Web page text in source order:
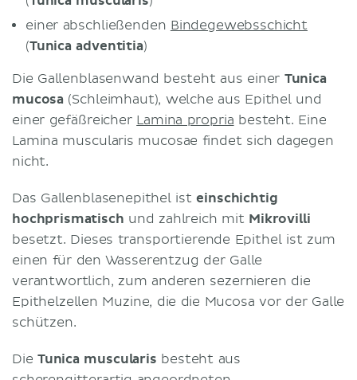
einer abschließenden Bindegewebsschicht
(Tunica adventitia)
Die Gallenblasenwand besteht aus einer Tunica
mucosa (Schleimhaut), welche aus Epithel und
einer gefäßreicher Lamina propria besteht. Eine
Lamina muscularis mucosae findet sich dagegen
nicht.
Das Gallenblasenepithel isteinschichtig
hochprismatisch und zahlreich mit Mikrovilli
besetzt. Dieses transportierende Epithel ist zum
einen für den Wasserentzug der Galle
verantwortlich, zum anderen sezernieren die
Epithelzellen Muzine, die die Mucosa vor der Galle
schützen.
Die Tunica muscularis besteht aus